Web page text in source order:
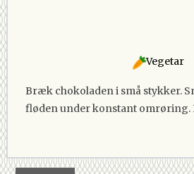
Vegetar
Bræk chokoladen i små stykker.
fløden under konstant omrøring.